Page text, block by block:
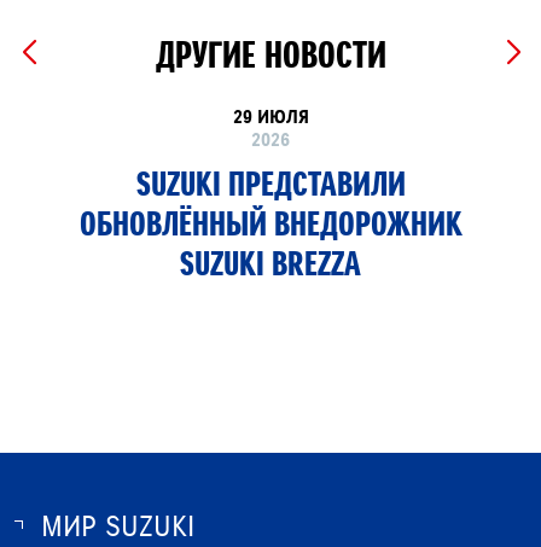
ДРУГИЕ НОВОСТИ
29 ИЮЛЯ
2026
SUZUKI ПРЕДСТАВИЛИ
ОБНОВЛЁННЫЙ ВНЕДОРОЖНИК
SUZUKI BREZZA
МИР SUZUKI